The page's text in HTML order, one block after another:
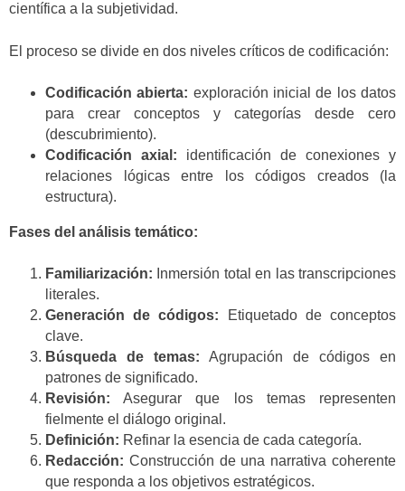
científica a la subjetividad.
El proceso se divide en dos niveles críticos de codificación:
Codificación abierta: exploración inicial de los datos
para crear conceptos y categorías desde cero
(descubrimiento).
Codificación axial: identificación de conexiones y
relaciones lógicas entre los códigos creados (la
estructura).
Fases del análisis temático:
Familiarización: Inmersión total en las transcripciones
literales.
Generación de códigos: Etiquetado de conceptos
clave.
Búsqueda de temas: Agrupación de códigos en
patrones de significado.
Revisión: Asegurar que los temas representen
fielmente el diálogo original.
Definición: Refinar la esencia de cada categoría.
Redacción: Construcción de una narrativa coherente
que responda a los objetivos estratégicos.